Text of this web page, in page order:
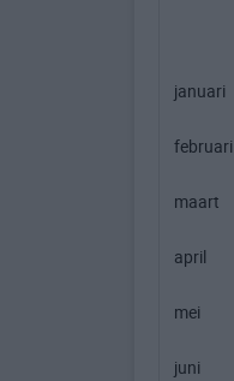
januari
februari
maart
april
mei
juni